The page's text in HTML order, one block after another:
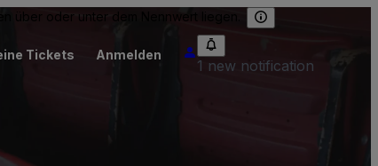
über oder unter dem Nennwert liegen.
Tickets Anmelden
1 new notification